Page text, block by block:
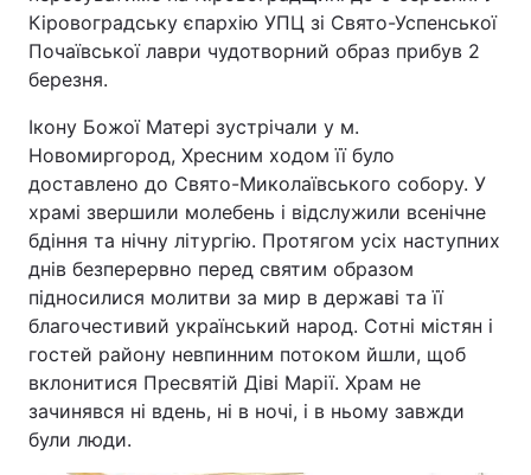
Кіровоградську єпархію УПЦ зі Свято-Успенської
Почаївської лаври чудотворний образ прибув 2
березня.
Ікону Божої Матері зустрічали у м.
Новомиргород, Хресним ходом її було
доставлено до Свято-Миколаївського собору. У
храмі звершили молебень і відслужили всенічне
бдіння та нічну літургію. Протягом усіх наступних
днів безперервно перед святим образом
підносилися молитви за мир в державі та її
благочестивий український народ. Сотні містян і
гостей району невпинним потоком йшли, щоб
вклонитися Пресвятій Діві Марії. Храм не
зачинявся ні вдень, ні в ночі, і в ньому завжди
були люди.